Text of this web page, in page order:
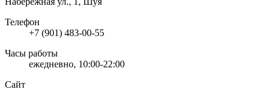
Телефон
+7 (901) 483-00-55
Часы работы
ежедневно, 10:00-22:00
Сайт